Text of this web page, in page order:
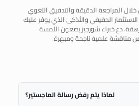
المراجعة الدقيقة والتدقيق اللغوي
الحقيقي والأذكى الذي يوفر عليك
دع خبراء شورجيز يضعون اللمسة
مناقشة علمية ناجحة ومبهرة.
لماذا يتم رفض رسالة الماجستير؟